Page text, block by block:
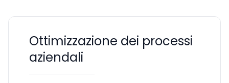
Ottimizzazione dei processi
aziendali